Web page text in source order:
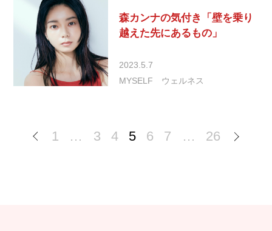
森カンナの気付き「壁を乗り
越えた先にあるもの」
2023.5.7
MYSELF
ウェルネス
1 … 3 4 5 6 7 … 26